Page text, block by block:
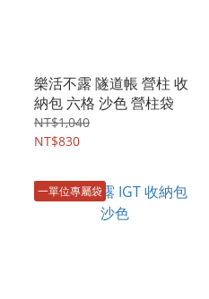
樂活不露 隧道帳 營柱 收
納包 六格 沙色 營柱袋
NT$1,040
NT$830
一單位專屬袋